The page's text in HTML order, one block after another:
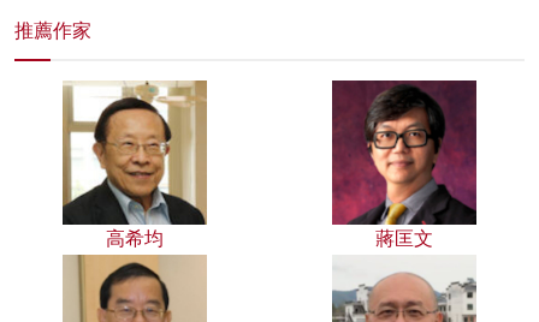
推薦作家
高希均 蔣匡文